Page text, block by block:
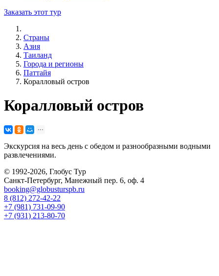
Заказать этот тур
Страны
Азия
Таиланд
Города и регионы
Паттайя
Коралловый остров
Коралловый остров
Экскурсия на весь день с обедом и разнообразными водными
развлечениями.
© 1992-2026, Глобус Тур
Санкт-Петербург, Манежный пер. 6, оф. 4
booking@globusturspb.ru
8 (812) 272-42-22
+7 (981) 731-09-90
+7 (931) 213-80-70